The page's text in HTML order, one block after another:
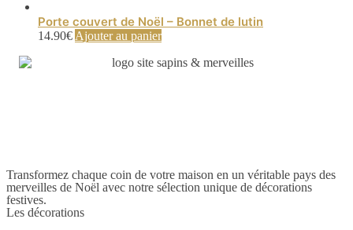
Porte couvert de Noël – Bonnet de lutin
14.90€ Ajouter au panier
Transformez chaque coin de votre maison en un véritable pays des
merveilles de Noël avec notre sélection unique de décorations
festives.
Les décorations